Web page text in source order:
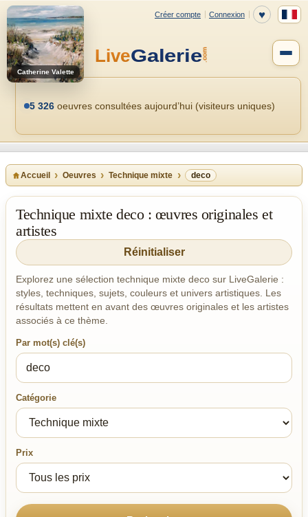
Catherine Valette
5 326 oeuvres consultées aujourd’hui (visiteurs uniques)
Accueil Oeuvres Technique mixte deco
Technique mixte deco : œuvres originales et
artistes
Réinitialiser
Explorez une sélection technique mixte deco sur LiveGalerie :
styles, techniques, sujets, couleurs et univers artistiques. Les
résultats mettent en avant des œuvres originales et les artistes
associés à ce thème.
Par mot(s) clé(s)
Catégorie
Prix